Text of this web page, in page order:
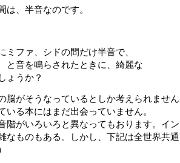
半音なのです。
ミファ、シドの間だけ半音で、
と音を鳴らされたときに、綺麗な
ょうか？
脳がそうなっているとしか考えられませ
いる本にはまだ出会っていません。
階がいろいろと異なってもおります。イ
なものもある。しかし、下記は全世界共